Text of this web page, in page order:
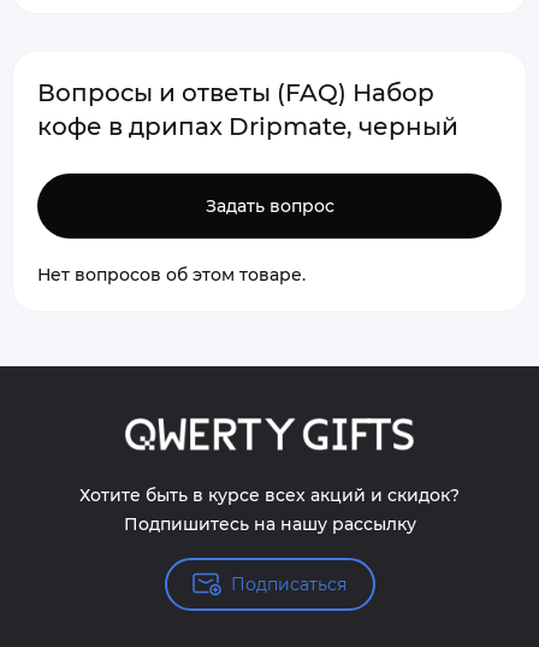
Вопросы и ответы (FAQ) Набор
кофе в дрипах Dripmate, черный
Задать вопрос
Нет вопросов об этом товаре.
Хотите быть в курсе всех акций и скидок?
Подпишитесь на нашу рассылку
Подписаться